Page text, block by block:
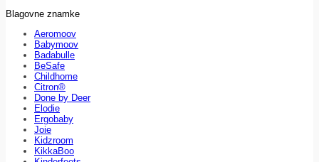
Blagovne znamke
Aeromoov
Babymoov
Badabulle
BeSafe
Childhome
Citron®
Done by Deer
Elodie
Ergobaby
Joie
Kidzroom
KikkaBoo